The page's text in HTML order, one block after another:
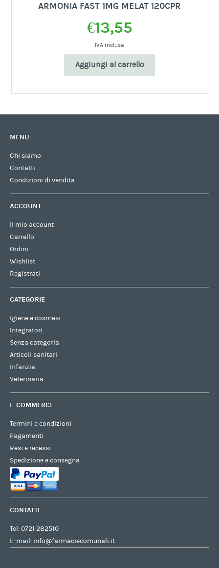
ARMONIA FAST 1MG MELAT 120CPR
€13,55
IVA inclusa
Aggiungi al carrello
MENU
Chi siamo
Contatti
Condizioni di vendita
ACCOUNT
Il mio account
Carrello
Ordini
Wishlist
Registrati
CATEGORIE
Igiene e cosmesi
Integratori
Senza categoria
Articoli sanitari
Infanzia
Veterinaria
E-COMMERCE
Termini e condizioni
Pagamenti
Resi e recessi
Spedizione e consegna
CONTATTI
Tel:0721 282510
E-mail: info@farmaciecomunali.it